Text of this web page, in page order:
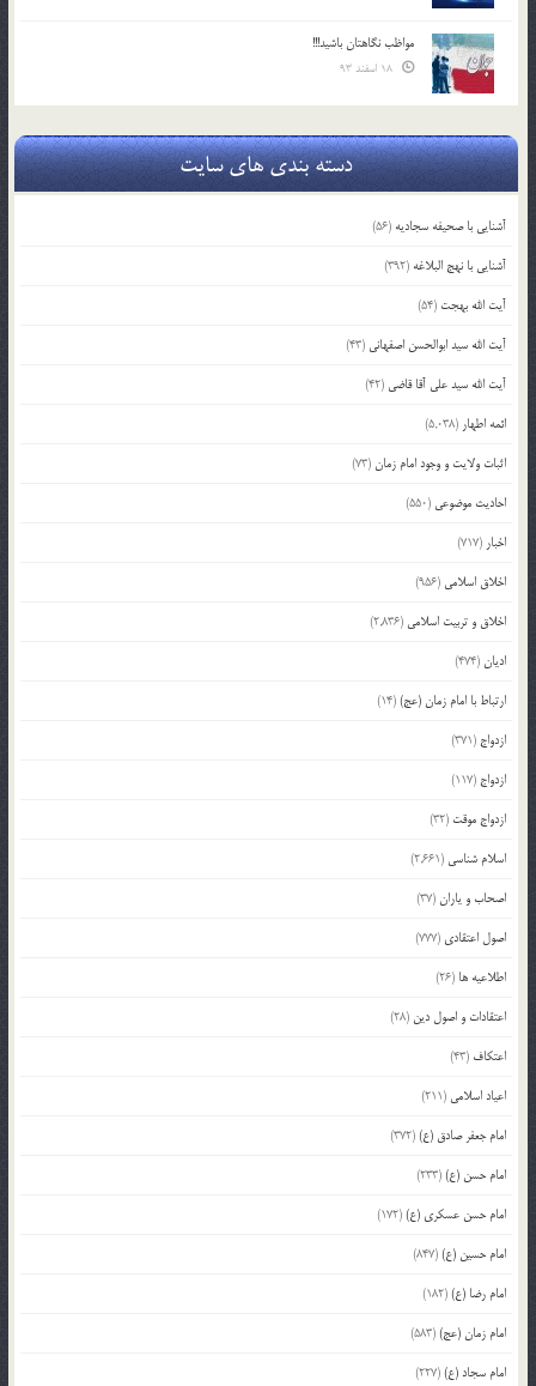
مواظب نگاهتان باشید!!!
دسته بندی های سایت
آشنایی با صحیفه سجادیه (56)
آشنایی با نهج البلاغه (392)
آیت الله بهجت (54)
آیت الله سید ابوالحسن اصفهانی (43)
آیت الله سید علی آقا قاضی (42)
ائمه اطهار (5,038)
اثبات ولایت و وجود امام زمان(73)
احادیث موضوعی (550)
اخبار (717)
اخلاق اسلامی (956)
اخلاق و تربیت اسلامی (2,836)
ادیان(474)
ارتباط با امام زمان (عج)(14)
ازدواج (371)
ازدواج (117)
ازدواج موقت (32)
اسلام شناسی (2,661)
اصحاب و یاران(37)
اصول اعتقادی (777)
اطلاعیه ها (26)
اعتقادات و اصول دین (28)
اعتکاف (43)
اعیاد اسلامی (211)
امام جعفر صادق (ع)(372)
امام حسن (ع)(233)
امام حسن عسکری (ع)(172)
امام حسین (ع)(847)
امام رضا (ع)(182)
امام زمان (عج)(583)
امام سجاد (ع)(227)